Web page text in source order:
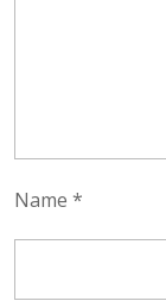
Name *